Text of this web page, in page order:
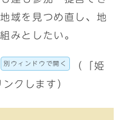
域を見つめ直し、地
みとしたい。
別ウィンドウで開く
（「姫
クします）